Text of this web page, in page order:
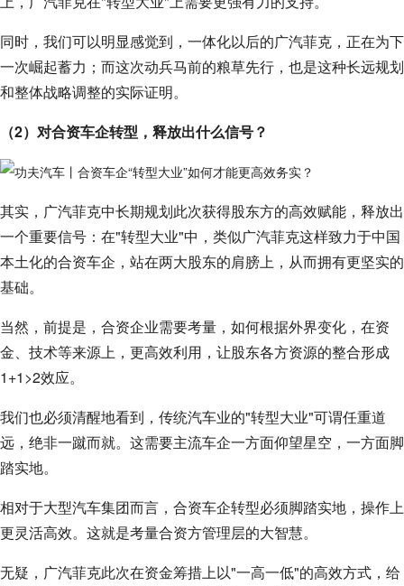
同时，我们可以明显感觉到，一体化以后的广汽菲克，正在为下
一次崛起蓄力；而这次动兵马前的粮草先行，也是这种长远规划
和整体战略调整的实际证明。
（2）对合资车企转型，释放出什么信号？
其实，广汽菲克中长期规划此次获得股东方的高效赋能，释放出
一个重要信号：在"转型大业"中，类似广汽菲克这样致力于中国
本土化的合资车企，站在两大股东的肩膀上，从而拥有更坚实的
基础。
当然，前提是，合资企业需要考量，如何根据外界变化，在资
金、技术等来源上，更高效利用，让股东各方资源的整合形成
1+1>2效应。
我们也必须清醒地看到，传统汽车业的"转型大业"可谓任重道
远，绝非一蹴而就。这需要主流车企一方面仰望星空，一方面脚
踏实地。
相对于大型汽车集团而言，合资车企转型必须脚踏实地，操作上
更灵活高效。这就是考量合资方管理层的大智慧。
无疑，广汽菲克此次在资金筹措上以"一高一低"的高效方式，给